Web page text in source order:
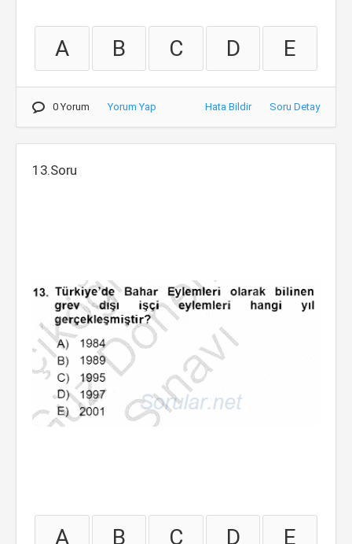
A B C D E
0 Yorum Yorum Yap Hata Bildir Soru Detay
13.Soru
A B C D E